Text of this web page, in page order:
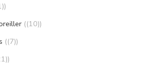
(10)
(7)